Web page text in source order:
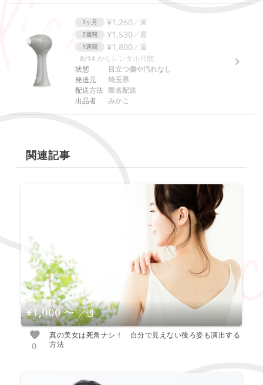
貸し出し制限中です
1ヶ月 ¥1,260／週
2週間 ¥1,530／週
1週間 ¥1,800／週
8/14 からレンタル可能
状態
発送元
配送方法
出品者
目立つ傷や汚れなし
埼玉県
匿名配送
みかこ
関連記事
¥1,000〜／週
0
真の美女は死角ナシ！ 自分で見えない後ろ姿も演出する
方法